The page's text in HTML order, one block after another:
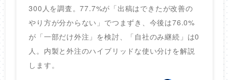
300人を調査。77.7%が「出稿はできたが改善の
やり方が分からない」でつまずき、今後は76.0%
が「一部だけ外注」を検討、「自社のみ継続」は0
人。内製と外注のハイブリッドな使い分けを解説
します。